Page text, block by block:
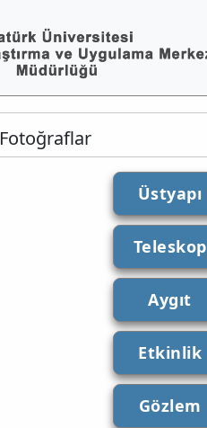
Fotoğraflar
Üstyapı
Teleskop
Aygıt
Etkinlik
Gözlem